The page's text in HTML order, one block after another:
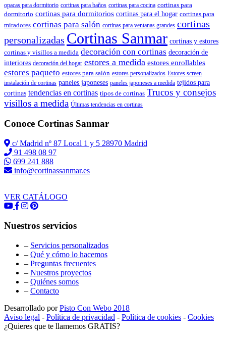
opacas para dormitorio cortinas para baños cortinas para cocina cortinas para
dormitorio cortinas para dormitorios cortinas para el hogar cortinas para
miradores cortinas para salón cortinas para ventanas grandes cortinas
personalizadas Cortinas Sanmar cortinas y estores
cortinas y visillos a medida decoración con cortinas decoración de
interiores decoración del hogar estores a medida estores enrollables
estores paqueto estores para salón estores personalizados Estores screen
instalación de cortinas paneles japoneses paneles japoneses a medida tejidos para
cortinas tendencias en cortinas tipos de cortinas Trucos y consejos
visillos a medida Últimas tendencias en cortinas
Conoce Cortinas Sanmar
c/ Madrid nº 87 Local 1 y 5 28970 Madrid
91 498 08 97
699 241 888
info@cortinassanmar.es
VER CATÁLOGO
Nuestros servicios
– Servicios personalizados
– Qué y cómo lo hacemos
– Preguntas frecuentes
– Nuestros proyectos
– Quiénes somos
– Contacto
Desarrollado porPisto Con Webo 2018
Aviso legal - Política de privacidad - Política de cookies - Cookies
¿Quieres que te llamemos GRATIS?